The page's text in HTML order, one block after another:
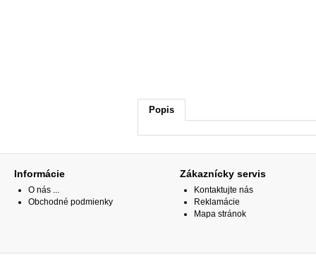
Popis
Informácie
O nás ...
Obchodné podmienky
Zákaznícky servis
Kontaktujte nás
Reklamácie
Mapa stránok